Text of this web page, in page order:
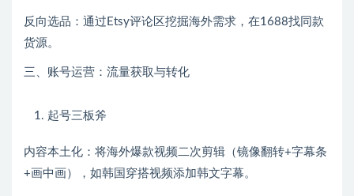
反向选品：通过Etsy评论区挖掘海外需求，在1688找同款
货源。
三、账号运营：流量获取与转化
起号三板斧
内容本土化：将海外爆款视频二次剪辑（镜像翻转+字幕条
+画中画），如韩国穿搭视频添加韩文字幕。